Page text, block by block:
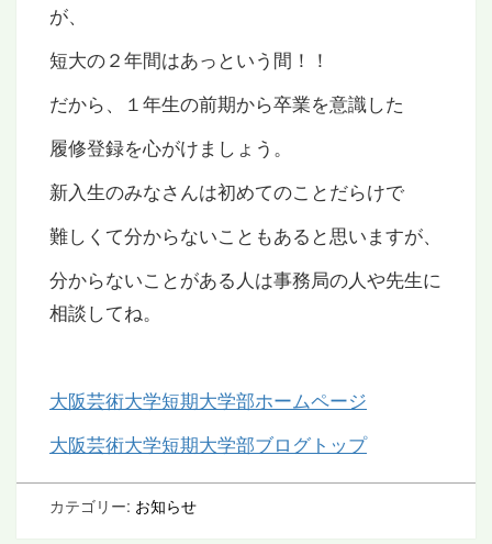
が、
短大の２年間はあっという間！！
だから、１年生の前期から卒業を意識した
履修登録を心がけましょう。
新入生のみなさんは初めてのことだらけで
難しくて分からないこともあると思いますが、
分からないことがある人は事務局の人や先生に
相談してね。
大阪芸術大学短期大学部ホームページ
大阪芸術大学短期大学部ブログトップ
カテゴリー: お知らせ